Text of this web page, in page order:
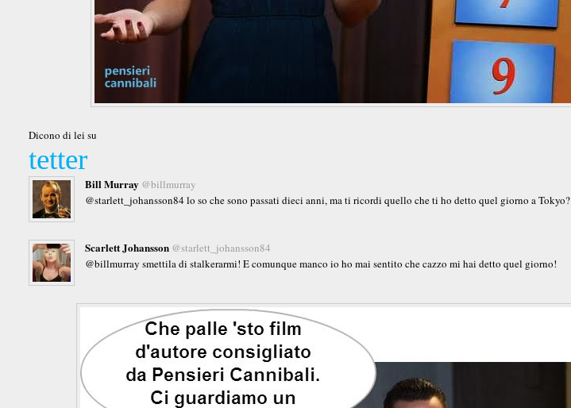
Dicono di lei su
tetter
Bill Murray @billmurray
@starlett_johansson84 lo so che sono passati dieci anni, ma ti ricordi quello che ti ho detto quel giorno a Tokyo?
Scarlett Johansson @starlett_johansson84
@billmurray smettila di stalkerarmi! E comunque manco io ho mai sentito che cazzo mi hai detto quel giorno!